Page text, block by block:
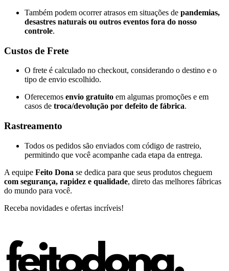
Também podem ocorrer atrasos em situações de pandemias,
desastres naturais ou outros eventos fora do nosso
controle.
Custos de Frete
O frete é calculado no checkout, considerando o destino e o
tipo de envio escolhido.
Oferecemos envio gratuito em algumas promoções e em
casos de troca/devolução por defeito de fábrica.
Rastreamento
Todos os pedidos são enviados com código de rastreio,
permitindo que você acompanhe cada etapa da entrega.
A equipe Feito Dona se dedica para que seus produtos cheguem
com segurança, rapidez e qualidade, direto das melhores fábricas
do mundo para você.
Receba novidades e ofertas incríveis!